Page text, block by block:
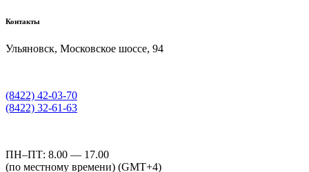
Контакты
Ульяновск, Московское шоссе, 94
(8422) 42-03-70
(8422) 32-61-63
ПН–ПТ: 8.00 — 17.00
(по местному времени) (GMT+4)